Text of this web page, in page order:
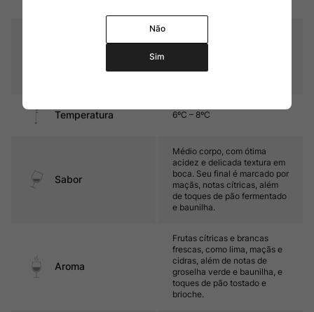
tanques de aço inoxidável e
Temperatura 6ºC – 8ºC
Sabor
Médio corpo, com ótima
acidez e delicada textura em
boca. Seu final é marcado por
maçãs, notas cítricas, além
de toques de pão fermentado
e baunilha.
Aroma
Frutas cítricas e brancas
frescas, como lima, maçãs e
cidras, além de notas de
groselha verde e baunilha, e
toques de pão tostado e
brioche.
Não
Sim